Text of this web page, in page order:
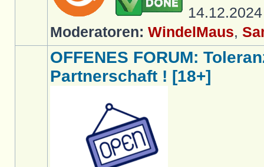
Moderatoren: WindelMaus,
OFFENES FORUM:
Partnerschaft ! [18+]